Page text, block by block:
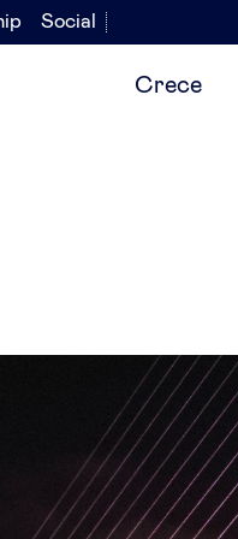
Social
Crece